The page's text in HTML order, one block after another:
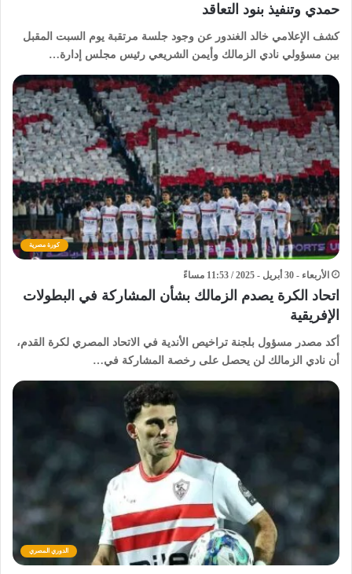
حمدي وتنفيذ بنود التعاقد
كشف الإعلامي خالد الغندور عن وجود جلسة مرتقبة يوم السبت المقبل
بين مسؤولي نادي الزمالك وأيمن الشريعي رئيس مجلس إدارة…
كورة مصرية
الأربعاء - 30 أبريل - 2025 / 11:53 مساءً
اتحاد الكرة يصدم الزمالك بشأن المشاركة في البطولات
الإفريقية
أكد مصدر مسؤول بلجنة تراخيص الأندية في الاتحاد المصري لكرة القدم،
أن نادي الزمالك لن يحصل على رخصة المشاركة في…
الدوري المصري